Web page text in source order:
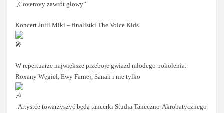
„Coverovy zawrót głowy”
Koncert Julii Miki – finalistki The Voice Kids
W repertuarze największe przeboje gwiazd młodego pokolenia:
Roxany Węgiel, Ewy Farnej, Sanah i nie tylko
. Artystce towarzyszyć będą tancerki Studia Taneczno-Akrobatycznego